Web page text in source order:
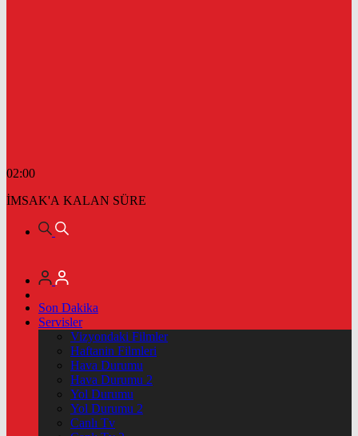
02:00
İMSAK'A KALAN SÜRE
Son Dakika
Servisler
Vizyondaki Filmler
Haftanin Filmleri
Hava Durumu
Hava Durumu 2
Yol Durumu
Yol Durumu 2
Canlı Tv